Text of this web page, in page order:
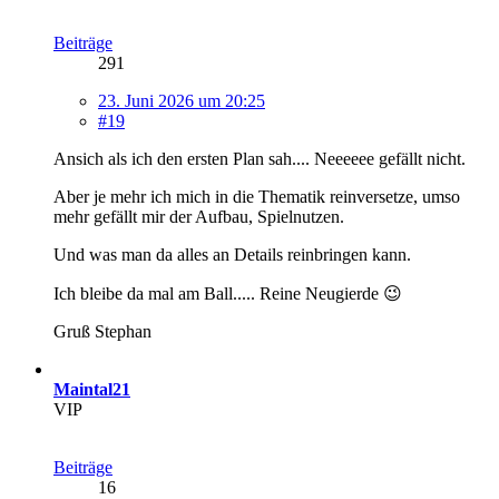
Beiträge
291
23. Juni 2026 um 20:25
#19
Ansich als ich den ersten Plan sah.... Neeeeee gefällt nicht.
Aber je mehr ich mich in die Thematik reinversetze, umso
mehr gefällt mir der Aufbau, Spielnutzen.
Und was man da alles an Details reinbringen kann.
Ich bleibe da mal am Ball..... Reine Neugierde 😉
Gruß Stephan
Maintal21
VIP
Beiträge
16